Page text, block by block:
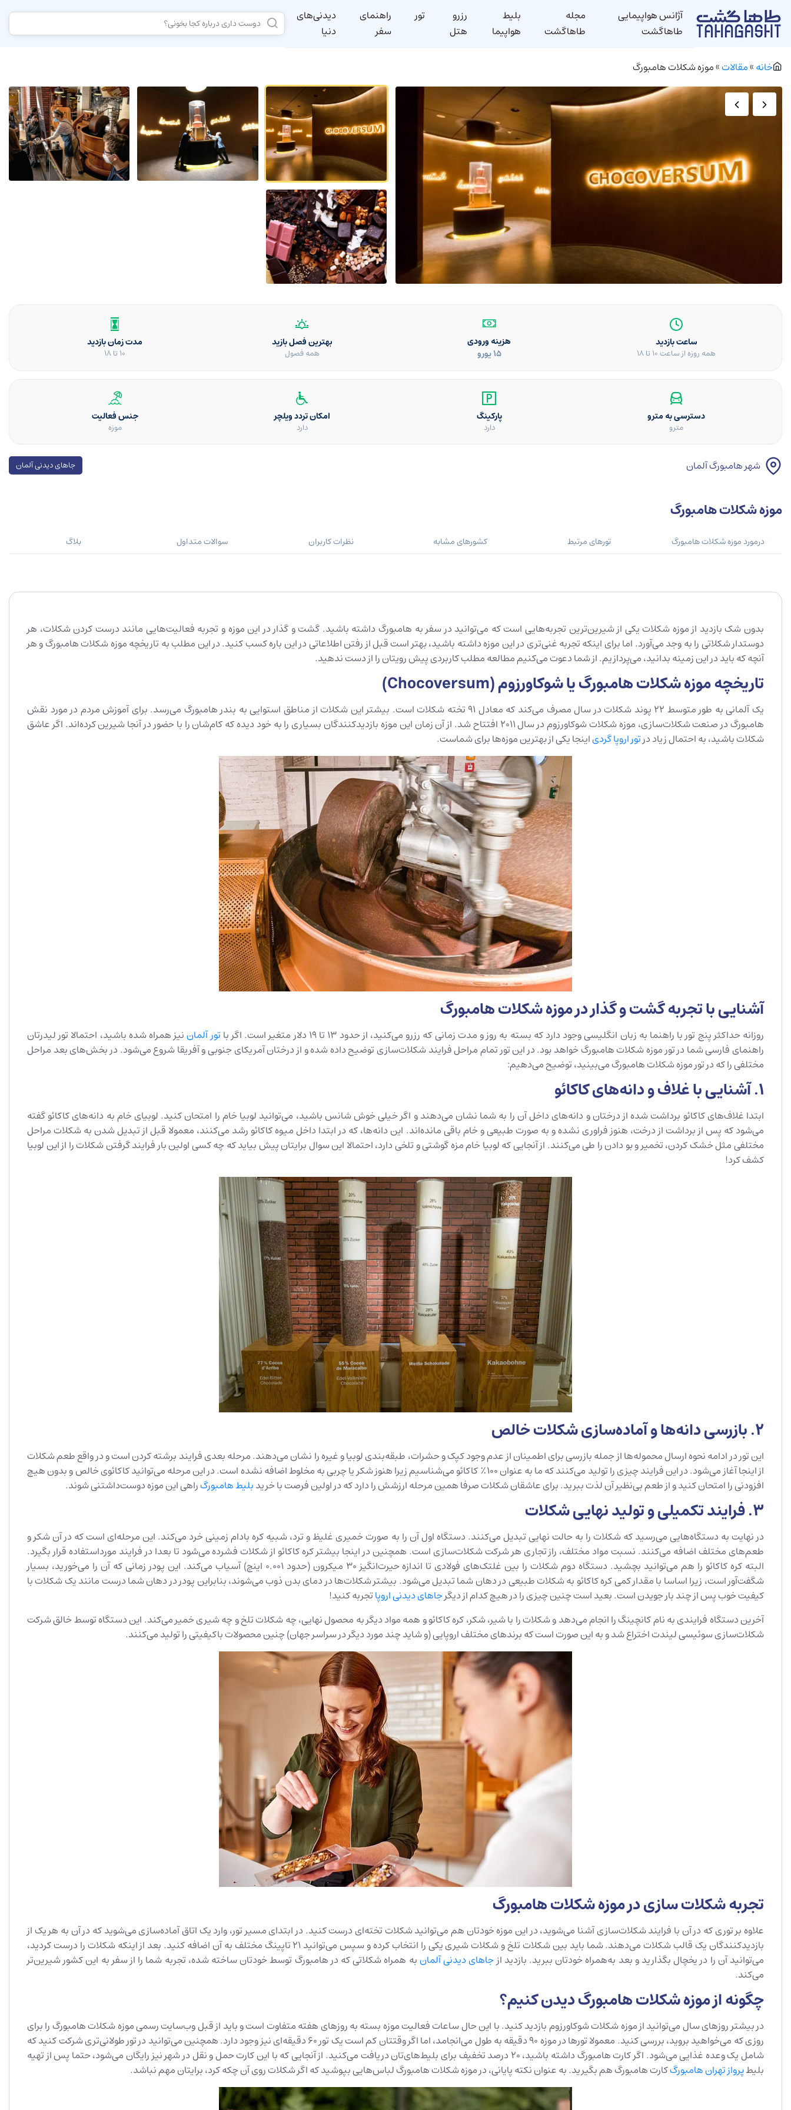
دیدنی‌های
دنیا
راهنمای
سفر
تور
رزرو
هتل
بلیط
هواپیما
مجله
طاهاگشت
آژانس هواپیمایی
طاهاگشت
خانه»مقالات»موزه شکلات هامبورگ
ساعت بازدید
همه روزه از ساعت 10 تا 18
هزینه ورودی
15 یورو
بهترین فصل بازید
همه فصول
مدت زمان بازدید
10 تا 18
دسترسی به مترو
مترو
پارکینگ
دارد
امکان تردد ویلچر
دارد
جنس فعالیت
موزه
شهر هامبورگ آلمان جاهای دیدنی آلمان
موزه شکلات هامبورگ
درمورد موزه شکلات هامبورگ تورهای مرتبط کشورهای مشابه نظرات کاربران سوالات متداول بلاگ
بدون شک بازدید از موزه شکلات یکی از شیرین‌ترین تجربه‌هایی است که می‌توانید در سفر به هامبورگ داشته باشید. گشت و گذار در این موزه و تجربه فعالیت‌هایی مانند درست کردن شکلات، هر
دوستدار شکلاتی را به وجد می‌آورد. اما برای اینکه تجربه غنی‌تری در این موزه داشته باشید، بهتر است قبل از رفتن اطلاعاتی در این باره کسب کنید. در این مطلب به تاریخچه موزه شکلات هامبورگ و هر
آنچه که باید در این زمینه بدانید، می‌پردازیم. از شما دعوت می‌کنیم مطالعه مطلب کاربردی پیش رویتان را از دست ندهید.
تاریخچه موزه شکلات هامبورگ یا شوکاورزوم (Chocoversum)
یک آلمانی به طور متوسط ​​22 پوند شکلات در سال مصرف می‌کند که معادل 91 تخته شکلات است. بیشتر این شکلات از مناطق استوایی به بندر هامبورگ می‌رسد. برای آموزش مردم در مورد نقش
هامبورگ در صنعت شکلات‌سازی، موزه شکلات شوکاورزوم در سال 2011 افتتاح شد. از آن زمان این موزه بازدیدکنندگان بسیاری را به خود دیده که کام‌شان را با حضور در آنجا شیرین کرده‌اند. اگر عاشق
شکلات باشید، به احتمال زیاد درتور اروپا گردیاینجا یکی از بهترین موزه‌ها برای شماست.
آشنایی با تجربه گشت و گذار در موزه شکلات هامبورگ
روزانه حداکثر پنج تور با راهنما به زبان انگلیسی وجود دارد که بسته به روز و مدت زمانی که رزرو می‌کنید، از حدود 13 تا 19 دلار متغیر است. اگر با تور آلماننیز همراه شده باشید، احتمالا تور لیدرتان
راهنمای فارسی شما در تور موزه شکلات هامبورگ خواهد بود. در این تور تمام مراحل فرایند شکلات‌سازی توضیح داده شده و از درختان آمریکای جنوبی و آفریقا شروع می‌شود. در بخش‌های بعد مراحل
مختلفی را که در تور موزه شکلات هامبورگ می‌بینید، توضیح می‌دهیم:
1. آشنایی با غلاف و دانه‌های کاکائو
ابتدا غلاف‌های کاکائو برداشت شده از درختان و دانه‌های داخل آن را به شما نشان می‌دهند و اگر خیلی خوش شانس باشید، می‌توانید لوبیا خام را امتحان کنید. لوبیای خام به دانه‌های کاکائو گفته
می‌شود که پس از برداشت از درخت، هنوز فراوری نشده و به صورت طبیعی و خام باقی مانده‌اند. این دانه‌ها، که در ابتدا داخل میوه کاکائو رشد می‌کنند، معمولا قبل از تبدیل شدن به شکلات مراحل
مختلفی مثل خشک کردن، تخمیر و بو دادن را طی می‌کنند. از آنجایی که لوبیا خام مزه گوشتی و تلخی دارد، احتمالا این سوال برایتان پیش بیاید که چه کسی اولین بار فرایند گرفتن شکلات را از این لوبیا
کشف کرد!
2. بازرسی دانه‌ها و آماده‌سازی شکلات خالص
این تور در ادامه نحوه ارسال محموله‌ها از جمله بازرسی برای اطمینان از عدم وجود کپک و حشرات، طبقه‌بندی لوبیا و غیره را نشان می‌دهند. مرحله بعدی فرایند برشته کردن است و در واقع طعم شکلات
از اینجا آغاز می‌شود. در این فرایند چیزی را تولید می‌کنند که ما به عنوان 100٪ کاکائو می‌شناسیم زیرا هنوز شکر یا چربی به مخلوط اضافه نشده است. در این مرحله می‌توانید کاکائوی خالص و بدون هیچ
افزودنی را امتحان کنید و از طعم بی‌نظیر آن لذت ببرید. برای عاشقان شکلات صرفا همین مرحله ارزشش را دارد که در اولین فرصت با خریدبلیط هامبورگراهی این موزه دوست‌داشتنی شوند.
3. فرایند تکمیلی و تولید نهایی شکلات
در نهایت به دستگاه‌هایی می‌رسید که شکلات را به حالت نهایی تبدیل می‌کنند. دستگاه اول آن را به صورت خمیری غلیظ و ترد، شبیه کره بادام زمینی خرد می‌کند. این مرحله‌ای است که در آن شکر و
طعم‌های مختلف اضافه می‌کنند. نسبت مواد مختلف، راز تجاری هر شرکت شکلات‌سازی است. همچنین در اینجا بیشتر کره کاکائو از شکلات فشرده می‌شود تا بعدا در فرایند مورداستفاده قرار بگیرد.
البته کره کاکائو را هم می‌توانید بچشید. دستگاه دوم شکلات را بین غلتک‌های فولادی تا اندازه حیرت‌انگیز 30 میکرون (حدود 0.001 اینچ) آسیاب می‌کند. این پودر زمانی که آن را می‌خورید، بسیار
شگفت‌آور است، زیرا اساسا با مقدار کمی کره کاکائو به شکلات طبیعی در دهان شما تبدیل می‌شود. بیشتر شکلات‌ها در دمای بدن ذوب می‌شوند، بنابراین پودر در دهان شما درست مانند یک شکلات با
کیفیت خوب پس از چند بار جویدن است. بعید است چنین چیزی را در هیچ کدام از دیگرجاهای دیدنی اروپاتجربه کنید!
آخرین دستگاه فرایندی به نام کانچینگ را انجام می‌دهد و شکلات را با شیر، شکر، کره کاکائو و همه مواد دیگر به محصول نهایی، چه شکلات تلخ و چه شیری خمیر می‌کند. این دستگاه توسط خالق شرکت
شکلات‌سازی سوئیسی لیندت اختراع شد و به این صورت است که برندهای مختلف اروپایی (و شاید چند مورد دیگر در سراسر جهان) چنین محصولات باکیفیتی را تولید می‌کنند.
تجربه شکلات سازی در موزه شکلات هامبورگ
علاوه بر توری که در آن با فرایند شکلات‌سازی آشنا می‌شوید، در این موزه خودتان هم می‌توانید شکلات تخته‌ای درست کنید. در ابتدای مسیر تور، وارد یک اتاق آماده‌سازی می‌شوید که در آن به هر یک از
بازدیدکنندگان یک قالب شکلات می‌دهند. شما باید بین شکلات تلخ و شکلات شیری یکی را انتخاب کرده و سپس می‌توانید 21 تاپینگ مختلف به آن اضافه کنید. بعد از اینکه شکلات را درست کردید،
می‌توانید آن را در یخچال بگذارید و بعد به‌همراه خودتان ببرید. بازدید ازجاهای دیدنی آلمانبه همراه شکلاتی که در هامبورگ توسط خودتان ساخته شده، تجربه شما را از سفر به این کشور شیرین‌تر
می‌کند.
چگونه از موزه شکلات هامبورگ دیدن کنیم؟
در بیشتر روزهای سال می‌توانید از موزه شکلات شوکاورزوم بازدید کنید. با این حال ساعات فعالیت موزه بسته به روزهای هفته متفاوت است و باید از قبل وب‌سایت رسمی موزه شکلات هامبورگ را برای
روزی که می‌خواهید بروید، بررسی کنید. معمولا تورها در موزه 90 دقیقه به طول می‌انجامد، اما اگر وقتتان کم است یک تور 60 دقیقه‌ای نیز وجود دارد. همچنین می‌توانید در تور طولانی‌تری شرکت کنید که
شامل یک وعده غذایی می‌شود. اگر کارت هامبورگ داشته باشید، 20 درصد تخفیف برای بلیط‌های‌تان دریافت می‌کنید. از آنجایی که با این کارت حمل و نقل در شهر نیز رایگان می‌شود، حتما پس از تهیه
بلیطپرواز تهران هامبورگکارت هامبورگ هم بگیرید. به ‌عنوان نکته پایانی، در موزه شکلات هامبورگ لباس‌هایی بپوشید که اگر شکلات روی آن چکه کرد، برایتان مهم نباشد.